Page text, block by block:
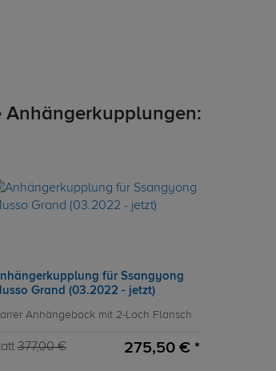
Anhängerkupplungen:
für Ssangyong
Grand (03.2022 - jetzt)
Anhängebock mit 2-Loch Flansch
377,00 € 275,50 € *